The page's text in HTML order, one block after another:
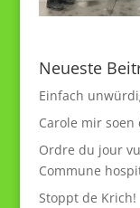
Neueste
Einfach
Carole mir
Ordre du jour
Commune
Stoppt de Krich!